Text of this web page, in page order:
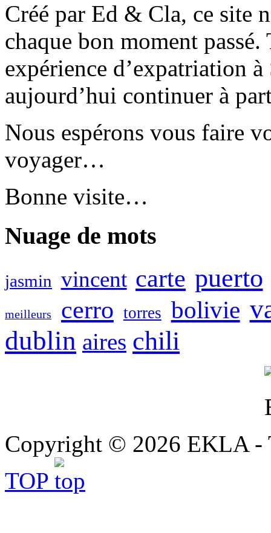
Créé par Ed & Cla, ce site
chaque bon moment
expérience d’expatriation
aujourd’hui continuer à
Nous espérons vous faire
voyager…
Bonne visite…
Nuage de mots
jasmin vincent carte puerto
meilleurs cerro torres bolivie
dublin aires chili
Copyright © 2026 EKLA -
TOP